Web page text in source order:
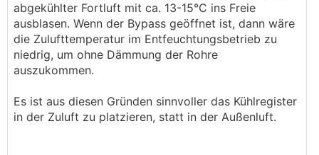
Den Thread will ich jedenfalls nutzen, um bei
Interesse alle Unklarheiten zu Funktion und Technik
besprechen zu können. Auch um Vor- und Nachteile
der verschiedenen Ansätze zu durchleuchten.
Und auch um neue Produkte/Ideen vorstellen zu
abgekühlter Fortluft mit ca. 13-15°C ins Freie
ausblasen. Wenn der Bypass geöffnet ist, dann wäre
die Zulufttemperatur im Entfeuchtungsbetrieb zu
niedrig, um ohne Dämmung der Rohre
auszukommen.
Es ist aus diesen Gründen sinnvoller das Kühlregister
in der Zuluft zu platzieren, statt in der Außenluft.